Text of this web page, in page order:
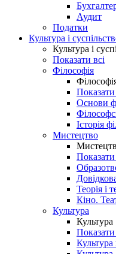
Аудит
Податки
Культура і
Культура і
Показати всі
Філософія
Показати
Основи
Історія
Мистецтво
Показати
Теорія і
Кіно.
Культура
Культура
Показати
Культура